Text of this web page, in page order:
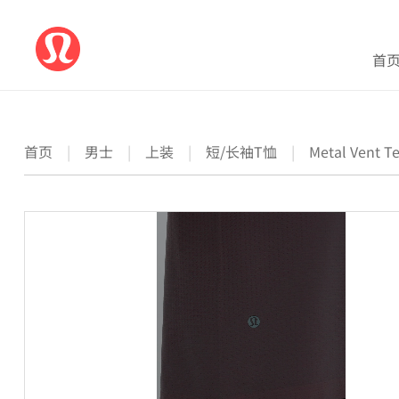
首
首页 | 男士 | 上装 | 短/长袖T恤 | Metal Vent